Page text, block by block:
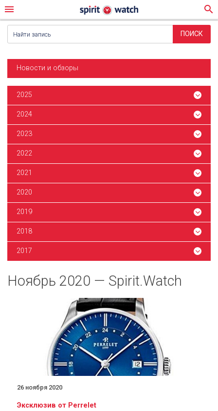
menu search
Новости и обзоры
2025
2024
2023
2022
2021
2020
2019
2018
2017
Ноябрь 2020 — Spirit.Watch
26 ноября 2020
Эксклюзив от Perrelet